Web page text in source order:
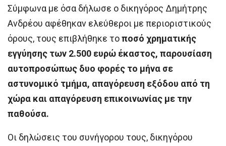
Σύμφωνα με όσα δήλωσε ο δικηγόρος Δημήτρης
Ανδρέου αφέθηκαν ελεύθεροι με περιοριστικούς
όρους, τους επιβλήθηκε τοποσό χρηματικής
εγγύησης των 2.500 ευρώ έκαστος, παρουσίαση
αυτοπροσώπως δυο φορές το μήνα σε
αστυνομικό τμήμα, απαγόρευση εξόδου από τη
χώρα και απαγόρευση επικοινωνίας με την
παθούσα.
Οι δηλώσεις του συνήγορου τους, δικηγόρου